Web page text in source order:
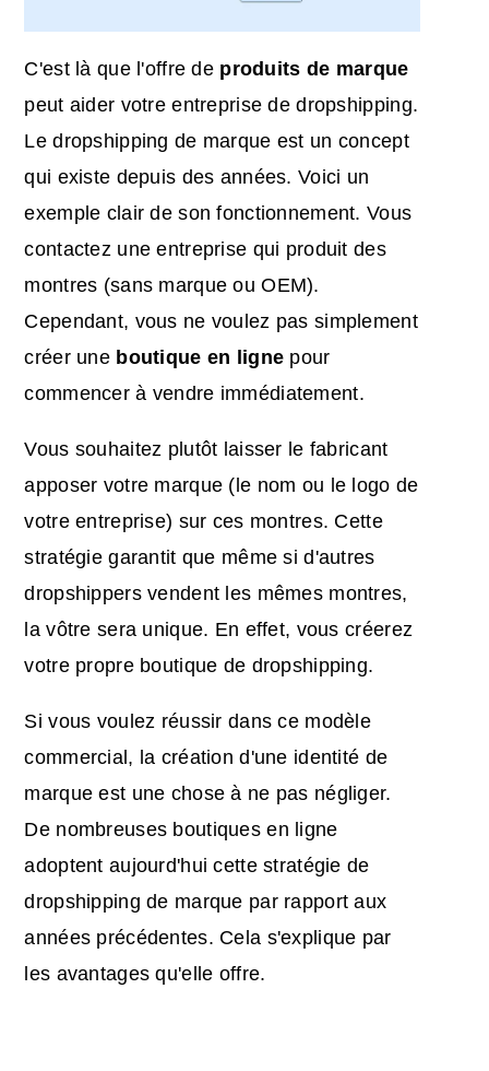
C'est là que l'offre de produits de marque
peut aider votre entreprise de dropshipping.
Le dropshipping de marque est un concept
qui existe depuis des années. Voici un
exemple clair de son fonctionnement. Vous
contactez une entreprise qui produit des
montres (sans marque ou OEM).
Cependant, vous ne voulez pas simplement
créer une boutique en ligne pour
commencer à vendre immédiatement.
Vous souhaitez plutôt laisser le fabricant
apposer votre marque (le nom ou le logo de
votre entreprise) sur ces montres. Cette
stratégie garantit que même si d'autres
dropshippers vendent les mêmes montres,
la vôtre sera unique. En effet, vous créerez
votre propre boutique de dropshipping.
Si vous voulez réussir dans ce modèle
commercial, la création d'une identité de
marque est une chose à ne pas négliger.
De nombreuses boutiques en ligne
adoptent aujourd'hui cette stratégie de
dropshipping de marque par rapport aux
années précédentes. Cela s'explique par
les avantages qu'elle offre.